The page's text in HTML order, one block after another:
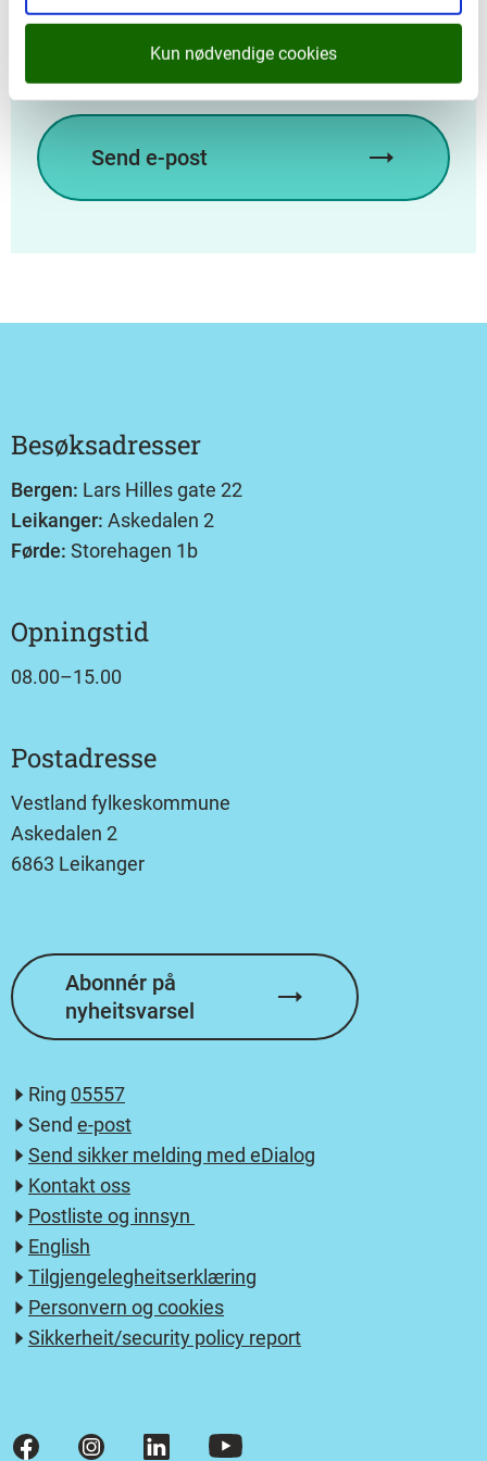
Kun nødvendige cookies
"Dagsturhytta Eldsbu" i emnefeltet på e-posten.
Send e-post
Besøksadresser
Bergen: Lars Hilles gate 22
Leikanger: Askedalen 2
Førde: Storehagen 1b
Opningstid
08.00–15.00
Postadresse
Vestland fylkeskommune
Askedalen 2
6863 Leikanger
Abonnér på
nyheitsvarsel
Ring 05557
Send e-post
Send sikker melding med eDialog
Kontakt oss
Postliste og innsyn
English
Tilgjengelegheitserklæring
Personvern og cookies
Sikkerheit/security policy report